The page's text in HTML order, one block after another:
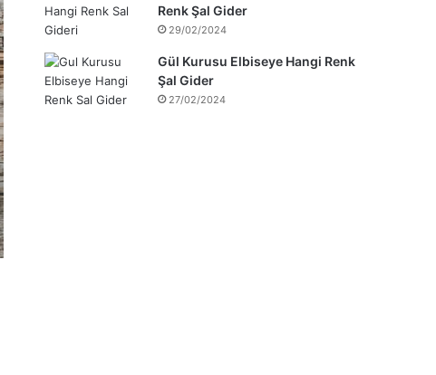
Renk Şal Gider
29/02/2024
Gül Kurusu Elbiseye Hangi Renk
Şal Gider
27/02/2024